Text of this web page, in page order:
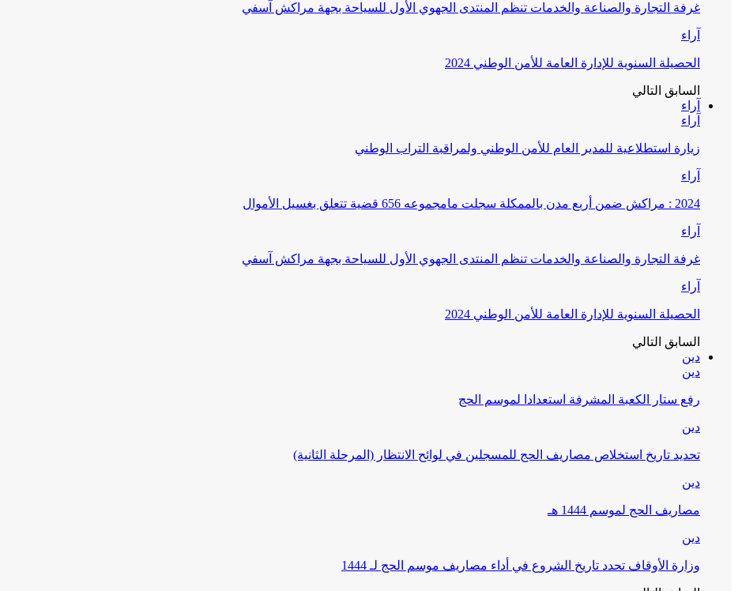
غرفة التجارة والصناعة والخدمات تنظم المنتدى الجهوي الأول للسياحة بجهة مراكش آسفي
آراء
الحصيلة السنوية للإدارة العامة للأمن الوطني 2024
السابق التالي
آراء
آراء
زيارة استطلاعية للمدير العام للأمن الوطني ولمراقبة التراب الوطني
آراء
2024 : مراكش ضمن أربع مدن بالممكلة سجلت مامجموعه 656 قضية تتعلق بغسيل الأموال
آراء
غرفة التجارة والصناعة والخدمات تنظم المنتدى الجهوي الأول للسياحة بجهة مراكش آسفي
آراء
الحصيلة السنوية للإدارة العامة للأمن الوطني 2024
السابق التالي
دين
دين
رفع ستار الكعبة المشرفة استعدادا لموسم الحج
دين
تحديد تاريخ استخلاص مصاريف الحج للمسجلين في لوائح الانتظار (المرحلة الثانية)
دين
مصاريف الحج لموسم 1444 هـ
دين
وزارة الأوقاف تحدد تاريخ الشروع في أداء مصاريف موسم الحج لـ 1444